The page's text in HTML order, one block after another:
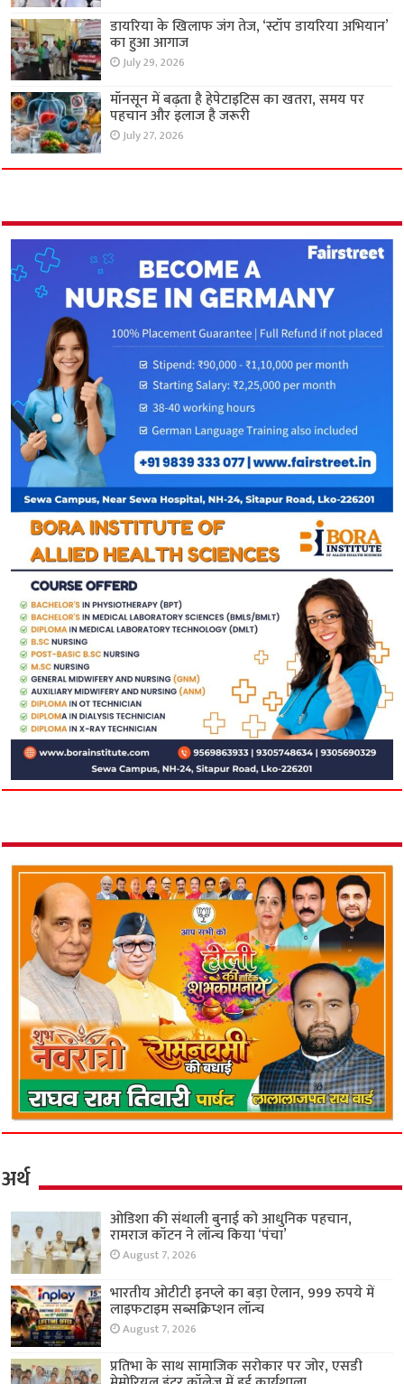
डायरिया के खिलाफ जंग तेज, ‘स्टॉप डायरिया अभियान’
का हुआ आगाज
July 29, 2026
मॉनसून में बढ़ता है हेपेटाइटिस का खतरा, समय पर
पहचान और इलाज है जरूरी
July 27, 2026
अर्थ
ओडिशा की संथाली बुनाई को आधुनिक पहचान,
रामराज कॉटन ने लॉन्च किया ‘पंचा’
August 7, 2026
भारतीय ओटीटी इनप्ले का बड़ा ऐलान, 999 रुपये में
लाइफटाइम सब्सक्रिप्शन लॉन्च
August 7, 2026
प्रतिभा के साथ सामाजिक सरोकार पर जोर, एसडी